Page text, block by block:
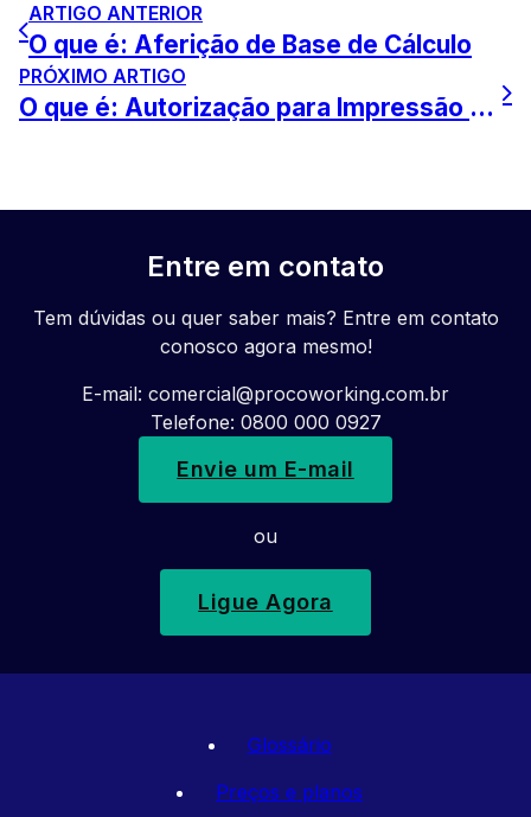
ARTIGO ANTERIOR
O que é: Aferição de Base de Cálculo
PRÓXIMO ARTIGO
O que é: Autorização para Impressão de Documentos Fiscais (AIDF)
Entre em contato
Tem dúvidas ou quer saber mais? Entre em contato
conosco agora mesmo!
E-mail: comercial@procoworking.com.br
Telefone: 0800 000 0927
Envie um E-mail
ou
Ligue Agora
Glossário
Preços e planos